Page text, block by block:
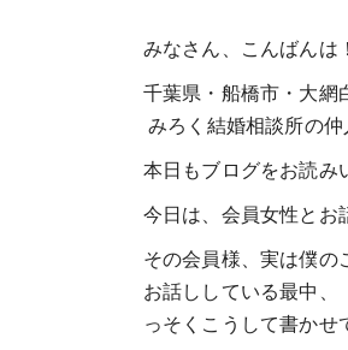
みなさん、こんばんは
千葉県・船橋市・大網
みろく結婚相談所の
本日もブログをお読み
今日は、会員女性とお
その会員様、実は僕
お話ししている最中、
っそくこうして書かせ